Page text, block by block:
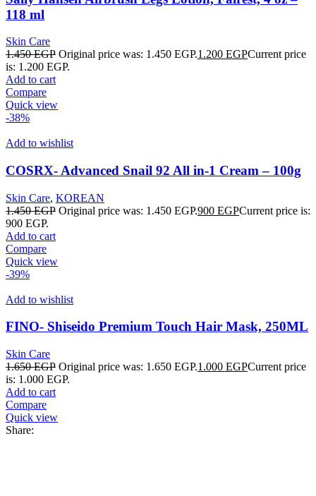
118 ml
Skin Care
1.450EGP Original price was: 1.450 EGP.1.200 EGPCurrent price
is: 1.200 EGP.
Add to cart
Compare
Quick view
-38%
Add to wishlist
COSRX- Advanced Snail 92 All in-1 Cream – 100g
Skin Care, KOREAN
1.450EGP Original price was: 1.450 EGP.900 EGPCurrent price is:
900 EGP.
Add to cart
Compare
Quick view
-39%
Add to wishlist
FINO- Shiseido Premium Touch Hair Mask, 250ML
Skin Care
1.650EGP Original price was: 1.650 EGP.1.000 EGPCurrent price
is: 1.000 EGP.
Add to cart
Compare
Quick view
Share: